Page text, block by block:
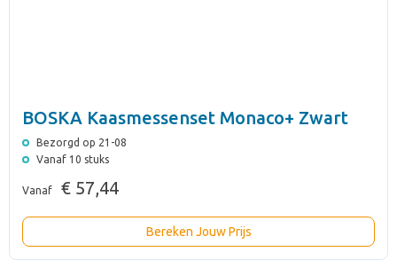
BOSKA Kaasmessenset Monaco+ Zwart
Bezorgd op 21-08
Vanaf 10 stuks
Vanaf € 57,44
Bereken Jouw Prijs